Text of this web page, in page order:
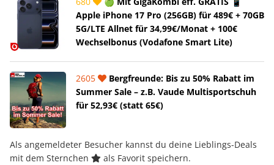
Apple iPhone 17 Pro (256GB) für 489€ + 70GB
5G/LTE Allnet für 34,99€/Monat + 100€
Wechselbonus (Vodafone Smart Lite)
2605
Bergfreunde: Bis zu 50% Rabatt im
Summer Sale – z.B. Vaude Multisportschuh
für 52,93€ (statt 65€)
Als angemeldeter Besucher kannst du deine Lieblings-Deals
mit dem Sternchen
als Favorit speichern.